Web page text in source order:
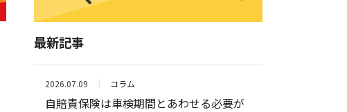
最新記事
2026.07.09 コラム
自賠責保険は車検期間とあわせる必要が